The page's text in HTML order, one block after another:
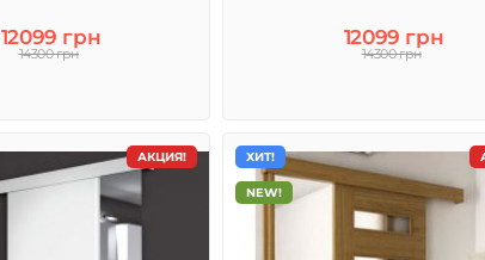
12099 грн
14300 грн
12099 грн
14300 грн
АКЦИЯ! ХИТ!
NEW!